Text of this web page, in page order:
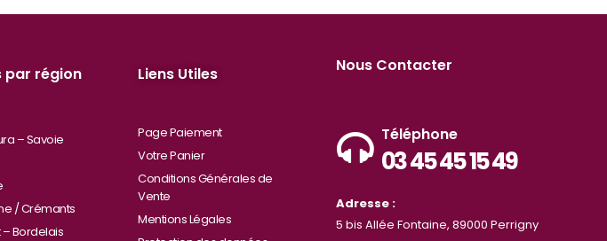
par région
– Savoie
/ Crémants
Bordelais
Liens Utiles
Page Paiement
Votre Panier
Conditions Générales de
Vente
Mentions Légales
Nous Contacter
Téléphone
03 45 45 15 49
Adresse :
5 bis Allée Fontaine, 89000 Perrigny